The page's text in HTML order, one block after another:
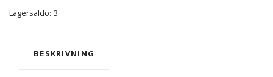
Lagersaldo: 3
BESKRIVNING